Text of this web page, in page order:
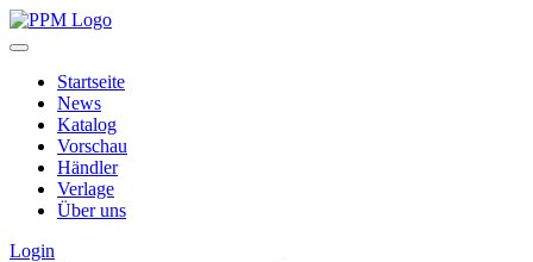
Startseite
News
Katalog
Vorschau
Händler
Verlage
Über uns
Login